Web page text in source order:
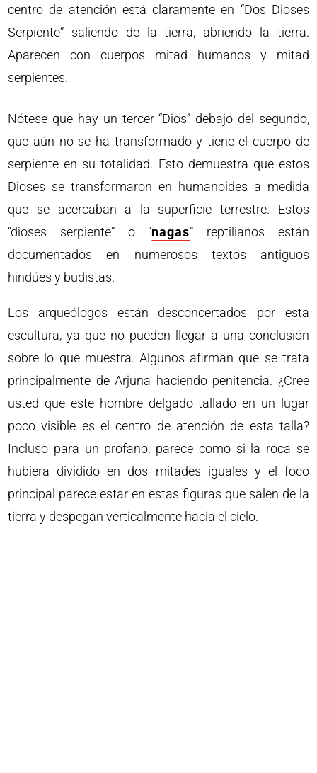
centro de atención está claramente en “Dos Dioses
Serpiente” saliendo de la tierra, abriendo la tierra.
Aparecen con cuerpos mitad humanos y mitad
serpientes.
Nótese que hay un tercer “Dios” debajo del segundo,
que aún no se ha transformado y tiene el cuerpo de
serpiente en su totalidad. Esto demuestra que estos
Dioses se transformaron en humanoides a medida
que se acercaban a la superficie terrestre. Estos
“dioses serpiente” o “nagas” reptilianos están
documentados en numerosos textos antiguos
hindúes y budistas.
Los arqueólogos están desconcertados por esta
escultura, ya que no pueden llegar a una conclusión
sobre lo que muestra. Algunos afirman que se trata
principalmente de Arjuna haciendo penitencia. ¿Cree
usted que este hombre delgado tallado en un lugar
poco visible es el centro de atención de esta talla?
Incluso para un profano, parece como si la roca se
hubiera dividido en dos mitades iguales y el foco
principal parece estar en estas figuras que salen de la
tierra y despegan verticalmente hacia el cielo.